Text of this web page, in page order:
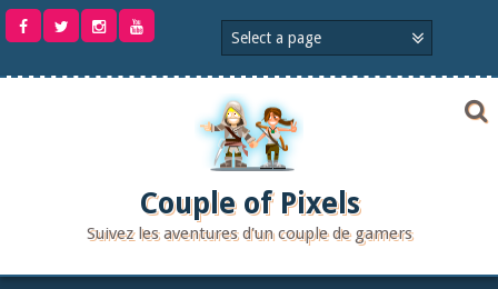
Aller
Couple of Pixels
Suivez les aventures d'un couple de gamers